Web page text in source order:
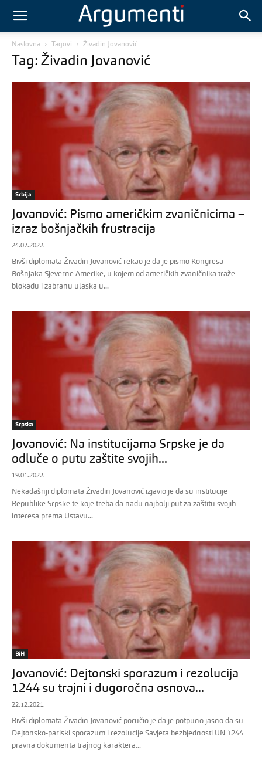
Naslovna Tagovi Živadin Jovanović
Tag: Živadin Jovanović
Srbija
Jovanović: Pismo američkim zvaničnicima –
izraz bošnjačkih frustracija
24.07.2022.
Bivši diplomata Živadin Jovanović rekao je da je pismo Kongresa
Bošnjaka Sjeverne Amerike, u kojem od američkih zvaničnika traže
blokadu i zabranu ulaska u...
Srpska
Jovanović: Na institucijama Srpske je da
odluče o putu zaštite svojih...
19.01.2022.
Nekadašnji diplomata Živadin Jovanović izjavio je da su institucije
Republike Srpske te koje treba da nađu najbolji put za zaštitu svojih
interesa prema Ustavu...
BiH
Jovanović: Dejtonski sporazum i rezolucija
1244 su trajni i dugoročna osnova...
22.12.2021.
Bivši diplomata Živadin Jovanović poručio je da je potpuno jasno da su
Dejtonsko-pariski sporazum i rezolucije Savjeta bezbjednosti UN 1244
pravna dokumenta trajnog karaktera...